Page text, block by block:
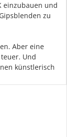
einzubauen und
zu
Aber eine
Und
künstlerisch